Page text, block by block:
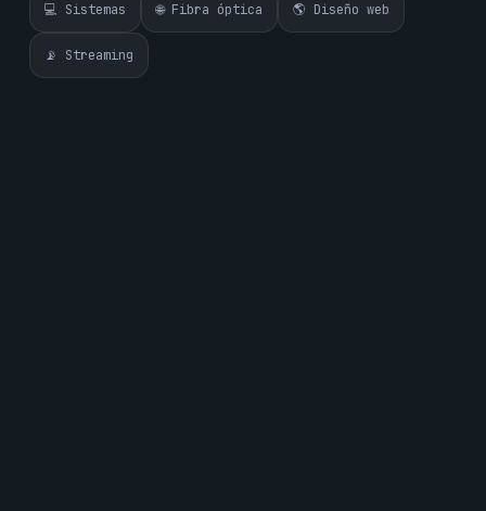
💻 Sistemas 🌐 Fibra óptica 🌎 Diseño web
📡 Streaming